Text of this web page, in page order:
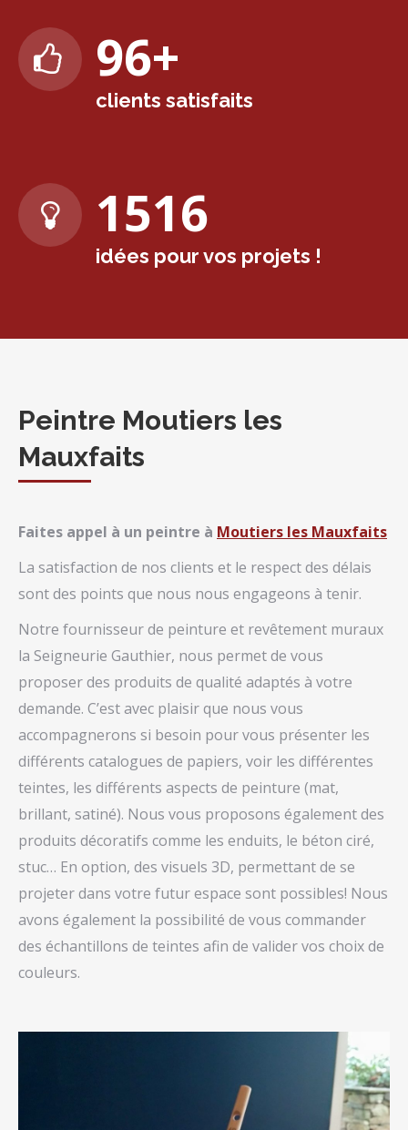
98+
clients satisfaits
1565
idées pour vos projets !
Peintre Moutiers les
Mauxfaits
Faites appel à un peintre à Moutiers les Mauxfaits
La satisfaction de nos clients et le respect des délais
sont des points que nous nous engageons à tenir.
Notre fournisseur de peinture et revêtement muraux
la Seigneurie Gauthier, nous permet de vous
proposer des produits de qualité adaptés à votre
demande. C’est avec plaisir que nous vous
accompagnerons si besoin pour vous présenter les
différents catalogues de papiers, voir les différentes
teintes, les différents aspects de peinture (mat,
brillant, satiné). Nous vous proposons également des
produits décoratifs comme les enduits, le béton ciré,
stuc… En option, des visuels 3D, permettant de se
projeter dans votre futur espace sont possibles! Nous
avons également la possibilité de vous commander
des échantillons de teintes afin de valider vos choix de
couleurs.